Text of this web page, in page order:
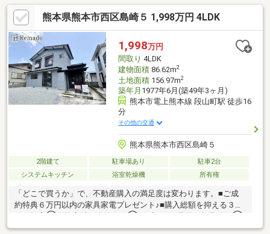
が多数▼後悔しないためのライフプランシミュレーション家計
（生命保険や通信費）の見直しのプロ在籍③ 【アフターサポー
ト】▼税金面等のアドバイス資金贈与や住宅ローン控除等▼お引
渡し後のアフターサポートお引渡し後のリフォームもお任せ！将
来的な売却・賃貸等の運用サポートも
熊本県熊本市西区島崎５ 1,998万円 4LDK
1,998万円
間取り 4LDK
建物面積86.62m2
土地面積156.97m2
築年月 1977年6月(築49年3ヶ月)
熊本市電上熊本線 段山町駅 徒歩16
分
その他の交通
熊本県熊本市西区島崎５
2階建て 駐車場あり
駐車2台
システムキッチン
浴室乾燥機 所有権
「どこで買うか」で、不動産購入の満足度は変わります。■ご成
約特典６万円以内の家具家電プレゼント♪■購入総額を抑える３つ
提携銀行多数で金利を安く＼３００万円以上差がでることも！／